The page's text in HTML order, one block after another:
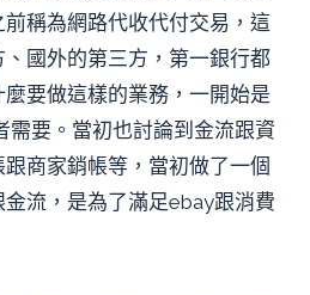
稱為網路代收代付交易，這
國外的第三方，第一銀行都
要做這樣的業務，一開始是
需要。當初也討論到金流跟資
商家銷帳等，當初做了一個
流，是為了滿足ebay跟消費